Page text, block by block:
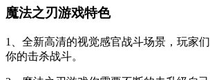
魔法之刃游戏特色
1、全新高清的视觉感官战斗场景，玩家
你的击杀战斗。